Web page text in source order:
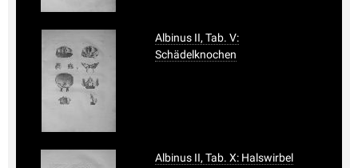
Albinus II, Tab. V:
Schädelknochen
Albinus II, Tab. X: Halswirbel